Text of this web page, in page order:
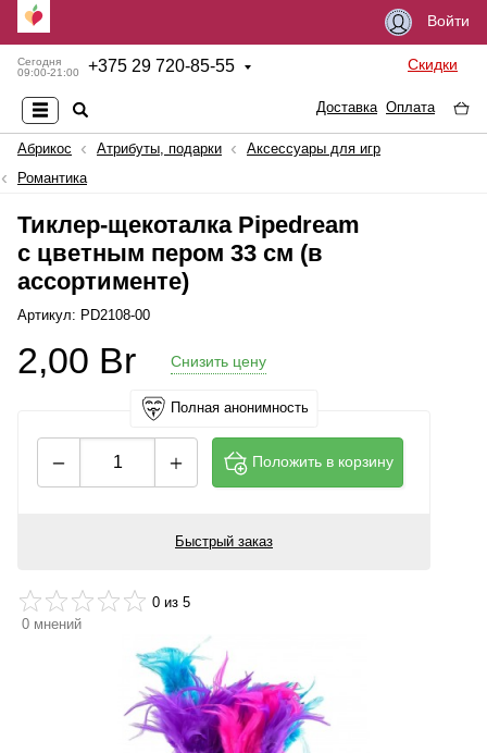
Войти
Сегодня
09:00-21:00
+375 29 720-85-55 Скидки
Доставка Оплата
Абрикос Атрибуты, подарки
Аксессуары для игр
Романтика
Тиклер-щекоталка Pipedream
с цветным пером 33 см (в
ассортименте)
Артикул: PD2108-00
2,00 Br Снизить цену
Полная анонимность
Положить в корзину
Быстрый заказ
0 из 5
0 мнений